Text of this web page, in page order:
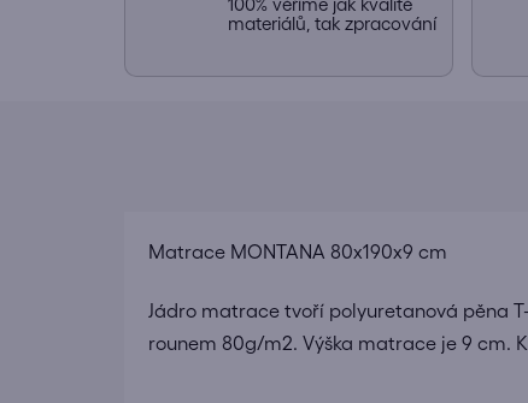
materiálů, tak zpracování
Matrace MONTANA 80x190x9 cm
Jádro matrace tvoří polyuretanová pěna
rounem 80g/m2. Výška matrace je 9 cm.